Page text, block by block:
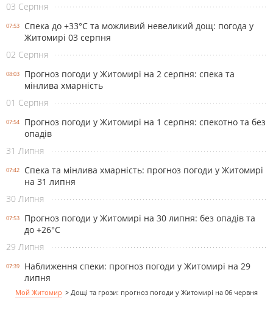
03 Серпня
07:53
Спека до +33°С та можливий невеликий дощ: погода у
Житомирі 03 серпня
02 Серпня
08:03
Прогноз погоди у Житомирі на 2 серпня: спека та
мінлива хмарність
01 Серпня
07:54
Прогноз погоди у Житомирі на 1 серпня: спекотно та без
опадів
31 Липня
07:42
Спека та мінлива хмарність: прогноз погоди у Житомирі
на 31 липня
30 Липня
07:53
Прогноз погоди у Житомирі на 30 липня: без опадів та
до +26°С
29 Липня
07:39
Наближення спеки: прогноз погоди у Житомирі на 29
липня
Мой Житомир > Дощі та грози: прогноз погоди у Житомирі на 06 червня